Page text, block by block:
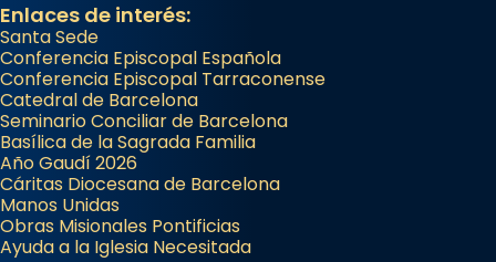
Enlaces de interés:
Santa Sede
Conferencia Episcopal Española
Conferencia Episcopal Tarraconense
Catedral de Barcelona
Seminario Conciliar de Barcelona
Basílica de la Sagrada Familia
Año Gaudí 2026
Cáritas Diocesana de Barcelona
Manos Unidas
Obras Misionales Pontificias
Ayuda a la Iglesia Necesitada